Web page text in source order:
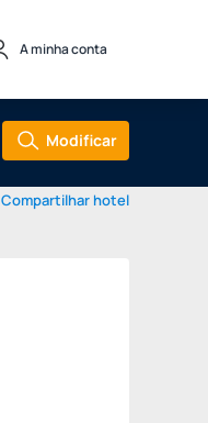
A minha conta
Modificar
Compartilhar hotel